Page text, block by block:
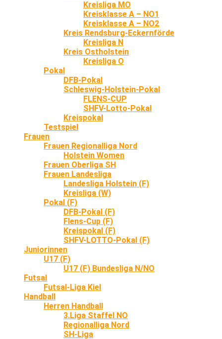
Kreisliga MO
Kreisklasse A – NO1
Kreisklasse A – NO2
Kreis Rendsburg-Eckernförde
Kreisliga N
Kreis Ostholstein
Kreisliga O
Pokal
DFB-Pokal
Schleswig-Holstein-Pokal
FLENS-CUP
SHFV-Lotto-Pokal
Kreispokal
Testspiel
Frauen
Frauen Regionalliga Nord
Holstein Women
Frauen Oberliga SH
Frauen Landesliga
Landesliga Holstein (F)
Kreisliga (W)
Pokal (F)
DFB-Pokal (F)
Flens-Cup (F)
Kreispokal (F)
SHFV-LOTTO-Pokal (F)
Juniorinnen
U17 (F)
U17 (F) Bundesliga N/NO
Futsal
Futsal-Liga Kiel
Handball
Herren Handball
3.Liga Staffel NO
Regionalliga Nord
SH-Liga